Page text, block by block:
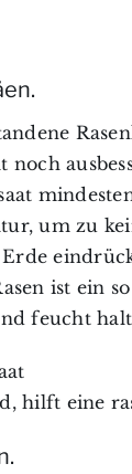
noch
um zu
ist ein
feucht
hilft eine